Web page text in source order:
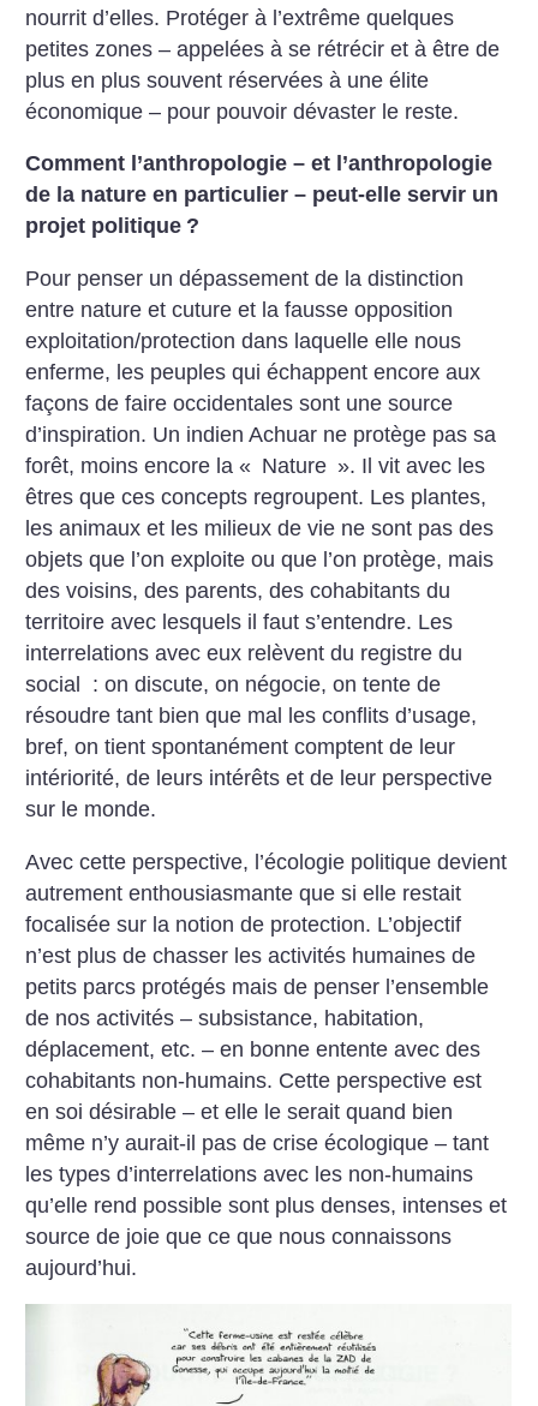
nourrit d’elles. Protéger à l’extrême quelques
petites zones – appelées à se rétrécir et à être de
plus en plus souvent réservées à une élite
économique – pour pouvoir dévaster le reste.
Comment l’anthropologie – et l’anthropologie
de la nature en particulier – peut-elle servir un
projet politique ?
Pour penser un dépassement de la distinction
entre nature et cuture et la fausse opposition
exploitation/protection dans laquelle elle nous
enferme, les peuples qui échappent encore aux
façons de faire occidentales sont une source
d’inspiration. Un indien Achuar ne protège pas sa
forêt, moins encore la « Nature ». Il vit avec les
êtres que ces concepts regroupent. Les plantes,
les animaux et les milieux de vie ne sont pas des
objets que l’on exploite ou que l’on protège, mais
des voisins, des parents, des cohabitants du
territoire avec lesquels il faut s’entendre. Les
interrelations avec eux relèvent du registre du
social : on discute, on négocie, on tente de
résoudre tant bien que mal les conflits d’usage,
bref, on tient spontanément comptent de leur
intériorité, de leurs intérêts et de leur perspective
sur le monde.
Avec cette perspective, l’écologie politique devient
autrement enthousiasmante que si elle restait
focalisée sur la notion de protection. L’objectif
n’est plus de chasser les activités humaines de
petits parcs protégés mais de penser l’ensemble
de nos activités – subsistance, habitation,
déplacement, etc. – en bonne entente avec des
cohabitants non-humains. Cette perspective est
en soi désirable – et elle le serait quand bien
même n’y aurait-il pas de crise écologique – tant
les types d’interrelations avec les non-humains
qu’elle rend possible sont plus denses, intenses et
source de joie que ce que nous connaissons
aujourd’hui.